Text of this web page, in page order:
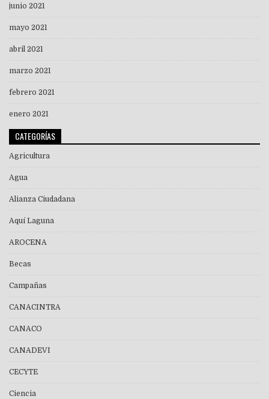
junio 2021
mayo 2021
abril 2021
marzo 2021
febrero 2021
enero 2021
CATEGORÍAS
Agricultura
Agua
Alianza Ciudadana
Aquí Laguna
AROCENA
Becas
Campañas
CANACINTRA
CANACO
CANADEVI
CECYTE
Ciencia